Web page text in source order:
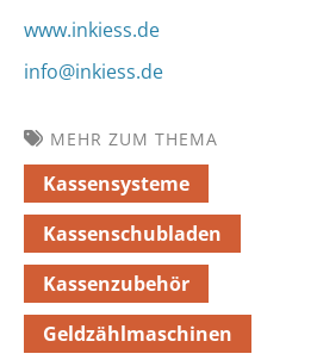
www.inkiess.de
info@inkiess.de
MEHR ZUM THEMA
Kassensysteme
Kassenschubladen
Kassenzubehör
Geldzählmaschinen